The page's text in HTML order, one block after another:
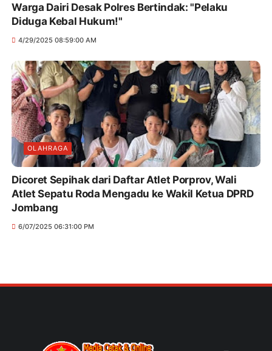
Warga Dairi Desak Polres Bertindak: "Pelaku
Diduga Kebal Hukum!"
4/29/2025 08:59:00 AM
OLAHRAGA
Dicoret Sepihak dari Daftar Atlet Porprov, Wali
Atlet Sepatu Roda Mengadu ke Wakil Ketua DPRD
Jombang
6/07/2025 06:31:00 PM